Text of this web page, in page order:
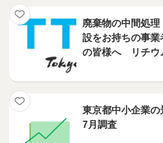
廃棄物の中間処
設をお持ちの事業
の皆様へ リチウ
火災対策を、都
（電池検知機・火
東京都中小企業
7月調査